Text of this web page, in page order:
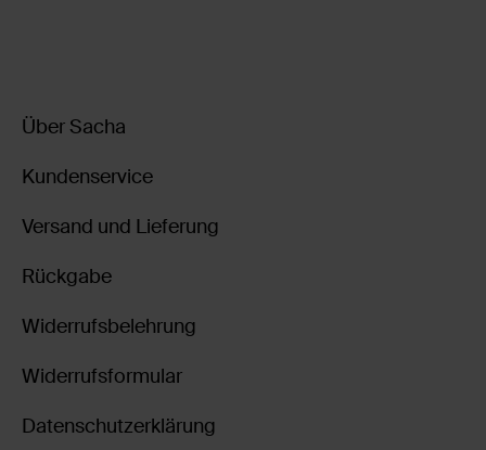
Über Sacha
Kundenservice
Versand und Lieferung
Rückgabe
Widerrufsbelehrung
Widerrufsformular
Datenschutzerklärung